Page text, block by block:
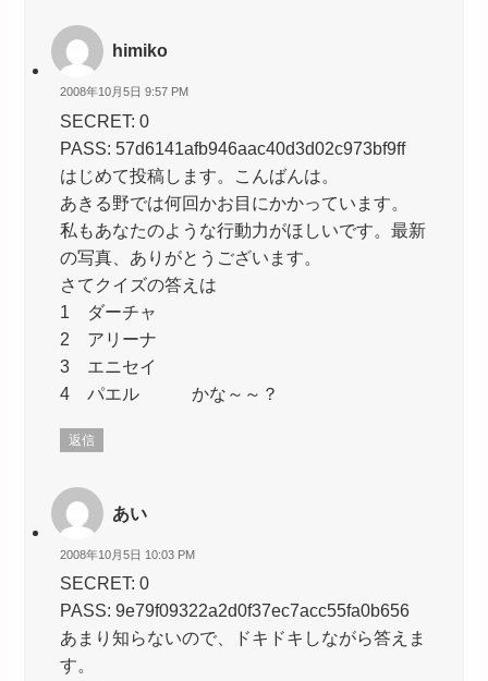
himiko
2008年10月5日 9:57 PM
SECRET: 0
PASS: 57d6141afb946aac40d3d02c973bf9ff
はじめて投稿します。こんばんは。
あきる野では何回かお目にかかっています。
私もあなたのような行動力がほしいです。最新
の写真、ありがとうございます。
さてクイズの答えは
1 ダーチャ
2 アリーナ
3 エニセイ
4 パエル かな～～？
返信
あい
2008年10月5日 10:03 PM
SECRET: 0
PASS: 9e79f09322a2d0f37ec7acc55fa0b656
あまり知らないので、ドキドキしながら答えま
す。